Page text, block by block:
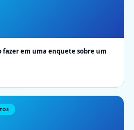
fazer em uma enquete sobre um